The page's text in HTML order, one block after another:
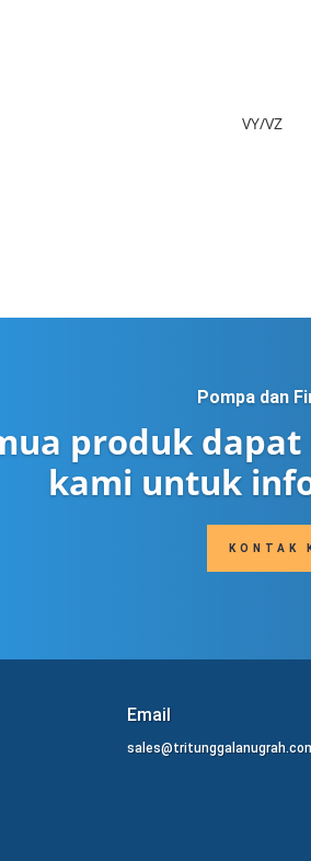
VY/VZ
Pompa dan
produk
kami untuk
KONTAK
Email